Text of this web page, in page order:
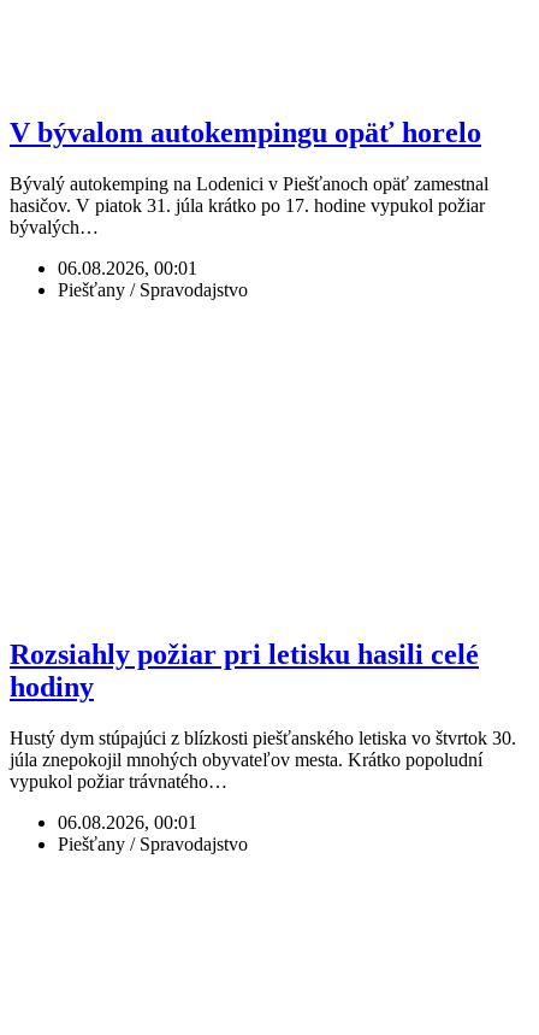
V bývalom autokempingu opäť horelo
Bývalý autokemping na Lodenici v Piešťanoch opäť zamestnal
hasičov. V piatok 31. júla krátko po 17. hodine vypukol požiar
bývalých…
06.08.2026, 00:01
Piešťany / Spravodajstvo
Rozsiahly požiar pri letisku hasili celé
hodiny
Hustý dym stúpajúci z blízkosti piešťanského letiska vo štvrtok 30.
júla znepokojil mnohých obyvateľov mesta. Krátko popoludní
vypukol požiar trávnatého…
06.08.2026, 00:01
Piešťany / Spravodajstvo